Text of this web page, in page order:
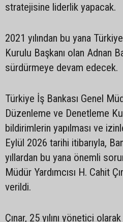
stratejisine liderlik yapacak.
2021 yılından bu yana
Kurulu Başkanı olan Adnan
sürdürmeye devam edecek.
Türkiye İş Bankası Genel
Düzenleme ve Denetleme
bildirimlerin yapılması ve
Eylül 2026 tarihi itibarıyla,
yıllardan bu yana önemli
Müdür Yardımcısı H. Cahit
verildi.
Çınar, 25 yılını yönetici